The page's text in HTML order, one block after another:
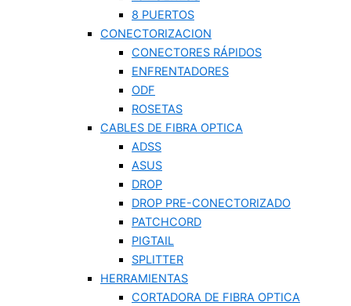
8 PUERTOS
CONECTORIZACION
CONECTORES RÁPIDOS
ENFRENTADORES
ODF
ROSETAS
CABLES DE FIBRA OPTICA
ADSS
ASUS
DROP
DROP PRE-CONECTORIZADO
PATCHCORD
PIGTAIL
SPLITTER
HERRAMIENTAS
CORTADORA DE FIBRA OPTICA